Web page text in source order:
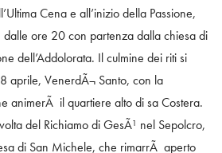
Cena e all’inizio della Passione,
ore 20 con partenza dalla chiesa di
dell’Addolorata. Il culmine dei riti si
aprile, VenerdÃ¬ Santo, con la
animerÃ il quartiere alto di sa Costera.
del Richiamo di GesÃ¹ nel Sepolcro,
di San Michele, che rimarrÃ aperto